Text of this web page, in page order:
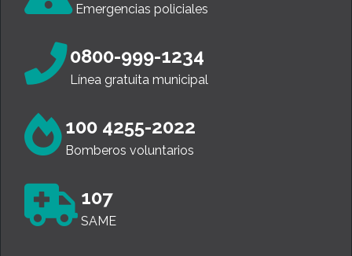
Emergencias policiales
0800-999-1234
Línea gratuita municipal
100 4255-2022
Bomberos voluntarios
107
SAME